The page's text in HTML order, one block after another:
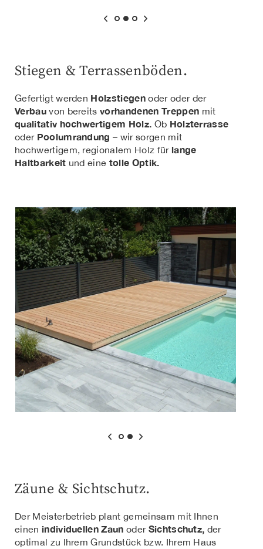
Stiegen & Terrassenböden.
Gefertigt werden Holzstiegenoder oder der
Verbauvon bereitsvorhandenen Treppen mit
qualitativ hochwertigem Holz. Ob Holzterrasse
oderPoolumrandung – wir sorgen mit
hochwertigem, regionalem Holz für lange
Haltbarkeit und eine tolle Optik.
Zäune & Sichtschutz.
Der Meisterbetrieb plant gemeinsam mit Ihnen
einen individuellen ZaunoderSichtschutz, der
optimal zu Ihrem Grundstück bzw. Ihrem Haus